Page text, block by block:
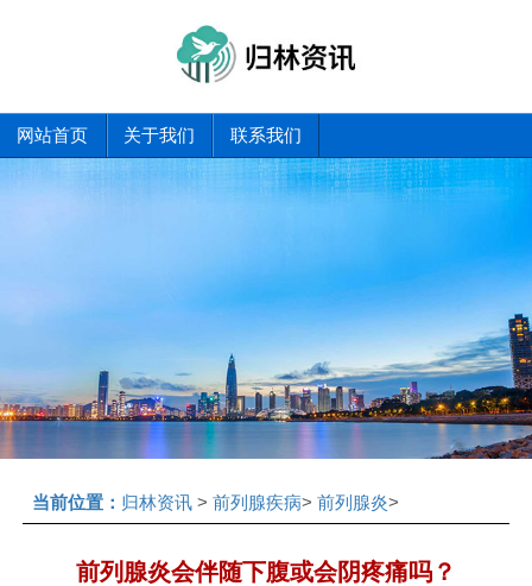
网站首页 关于我们 联系我们
当前位置： 归林资讯> 前列腺疾病> 前列腺炎>
前列腺炎会伴随下腹或会阴疼痛吗？